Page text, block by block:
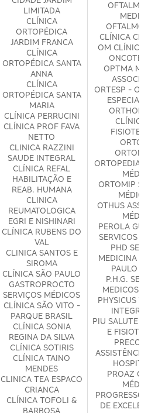
LIMITADA
CLÍNICA
ORTOPÉDICA
JARDIM FRANCA
CLÍNICA
ORTOPÉDICA SANTA
ANNA
CLÍNICA
ORTOPÉDICA SANTA
MARIA
CLÍNICA PERRUCINI
CLÍNICA PROF FAVA
NETTO
CLINICA RAZZINI
SAUDE INTEGRAL
CLÍNICA REFAL
HABILITAÇÃO E
REAB. HUMANA
CLINICA
REUMATOLOGICA
EGRI E NISHINARI
CLÍNICA RUBENS DO
VAL
CLINICA SANTOS E
SIROMA
CLÍNICA SÃO PAULO
GASTROPROCTO
SERVIÇOS MÉDICOS
CLÍNICA SÃO VITO -
PARQUE BRASIL
CLÍNICA SONIA
REGINA DA SILVA
CLÍNICA SOTIRIS
CLÍNICA TAINO
MENDES
CLINICA TEA ESPACO
CRIANCA
CLÍNICA TOFOLI &
BARBOSA
CLÍNICA
OM CLÍNICA
OPTMA
ORTESP -
CLÍNICA
ORTOPEDIA
ORTOMIP
OTHUS
PEROLA
SERVICOS
PHD
MEDICINA
PAULO
P.H.G.
MEDICOS
PHYSICUS
PIU SALUTE
E
PROAZ
PROGRESSO
DE